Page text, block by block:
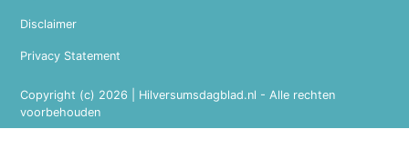
Copyright (c) 2026 | Hilversumsdagblad.nl - Alle rechten
voorbehouden
Disclaimer
Privacy Statement